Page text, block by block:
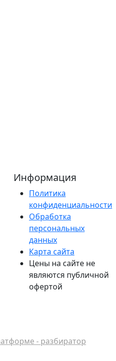
Информация
Политика
конфиденциальности
Обработка
персональных
данных
Карта сайта
Цены на сайте не
являются публичной
офертой
- разбиратор